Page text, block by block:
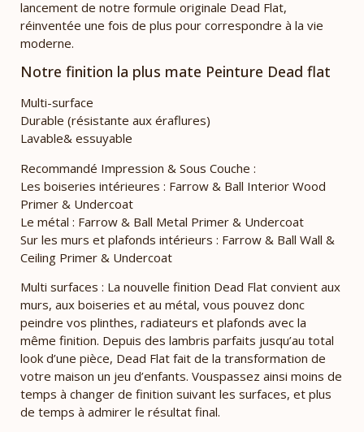
lancement de notre formule originale Dead Flat,
réinventée une fois de plus pour correspondre à la vie
moderne.
Notre finition la plus mate Peinture Dead flat
Multi-surface
Durable (résistante aux éraflures)
Lavable& essuyable
Recommandé Impression & Sous Couche :
Les boiseries intérieures : Farrow & Ball Interior Wood
Primer & Undercoat
Le métal : Farrow & Ball Metal Primer & Undercoat
Sur les murs et plafonds intérieurs : Farrow & Ball Wall &
Ceiling Primer & Undercoat
Multi surfaces : La nouvelle finition Dead Flat convient aux
murs, aux boiseries et au métal, vous pouvez donc
peindre vos plinthes, radiateurs et plafonds avec la
même finition. Depuis des lambris parfaits jusqu’au total
look d’une pièce, Dead Flat fait de la transformation de
votre maison un jeu d’enfants. Vouspassez ainsi moins de
temps à changer de finition suivant les surfaces, et plus
de temps à admirer le résultat final.